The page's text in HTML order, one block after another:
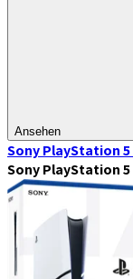
Ansehen
Sony PlayStation 5
Sony PlayStation 5